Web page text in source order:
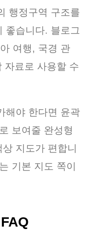
행정구역 구조를
좋습니다. 블로그
여행, 국경 관
자료로 사용할 수
해야 한다면 윤곽
보여줄 완성형
지도가 편합니
기본 지도 쪽이